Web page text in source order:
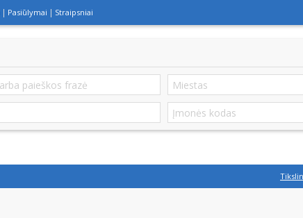
Pasiūlymai Straipsniai